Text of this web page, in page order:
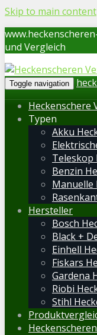
Skip to main content
und Vergleich
Toggle navigation
Heckenschere
Typen
Akku
Teleskop
Benzin
Manuelle
Hersteller
Bosch
Black +
Einhell
Fiskars
Gardena
Riobi
Stihl